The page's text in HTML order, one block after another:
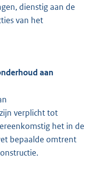
dienstig aan de
van het
aan
verplicht tot
het in de
bepaalde omtrent